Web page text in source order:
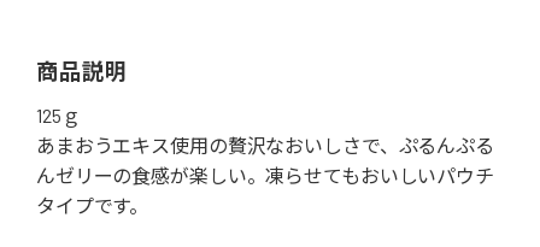
商品説明
125ｇ
あまおうエキス使用の贅沢なおいしさで、ぷるんぷる
んゼリーの食感が楽しい。凍らせてもおいしいパウチ
タイプです。